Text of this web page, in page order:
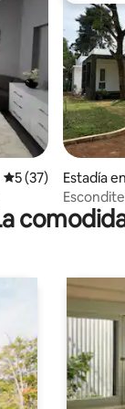
Calificación
5 (37)
Estadía
Escondite